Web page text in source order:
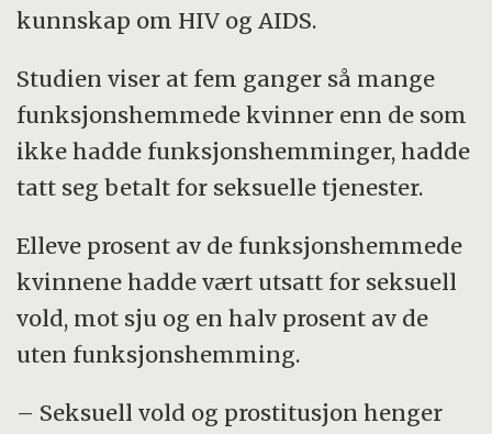
kunnskap om HIV og AIDS.
Studien viser at fem ganger så mange
funksjonshemmede kvinner enn de som
ikke hadde funksjonshemminger, hadde
tatt seg betalt for seksuelle tjenester.
Elleve prosent av de funksjonshemmede
kvinnene hadde vært utsatt for seksuell
vold, mot sju og en halv prosent av de
uten funksjonshemming.
– Seksuell vold og prostitusjon henger